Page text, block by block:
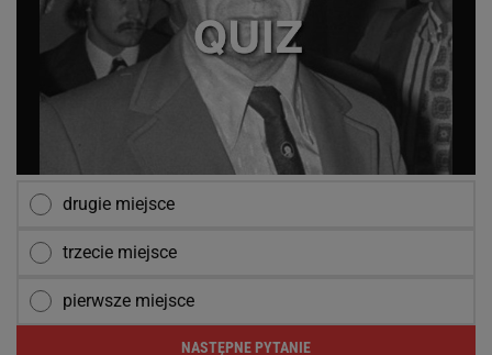
drugie miejsce
trzecie miejsce
pierwsze miejsce
NASTĘPNE PYTANIE